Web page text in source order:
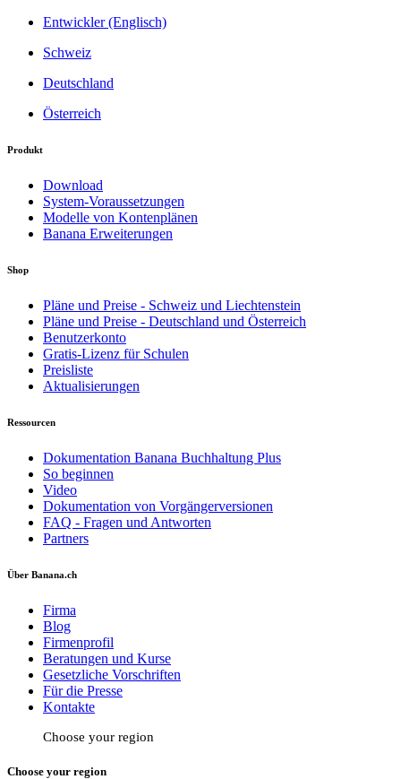
Entwickler (Englisch)
Schweiz
Deutschland
Österreich
Produkt
Download
System-Voraussetzungen
Modelle von Kontenplänen
Banana Erweiterungen
Shop
Pläne und Preise - Schweiz und Liechtenstein
Pläne und Preise - Deutschland und Österreich
Benutzerkonto
Gratis-Lizenz für Schulen
Preisliste
Aktualisierungen
Ressourcen
Dokumentation Banana Buchhaltung Plus
So beginnen
Video
Dokumentation von Vorgängerversionen
FAQ - Fragen und Antworten
Partners
Über Banana.ch
Firma
Blog
Firmenprofil
Beratungen und Kurse
Gesetzliche Vorschriften
Für die Presse
Kontakte
Choose your region
Choose your region